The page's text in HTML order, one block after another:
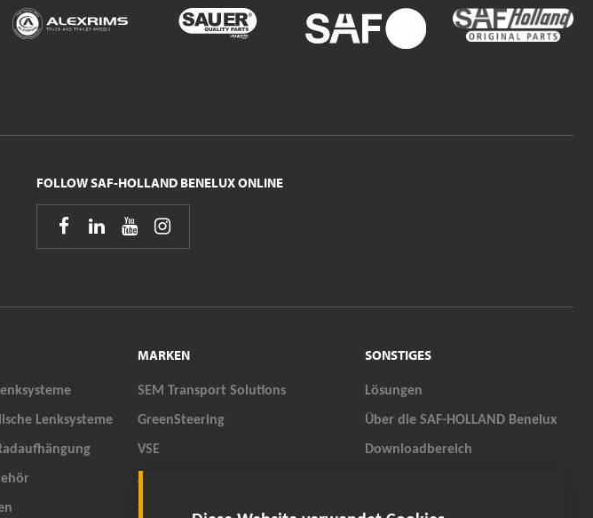
FOLLOW SAF-HOLLAND BENELUX ONLINE
   
Lenksysteme
MARKEN
SEM Transport Solutions
GreenSteering
VSE
ALEXRIMS
SAUER® QUALITY PARTS
SONSTIGES
Lösungen
Über die SAF-HOLLAND Benelux
Downloadbereich